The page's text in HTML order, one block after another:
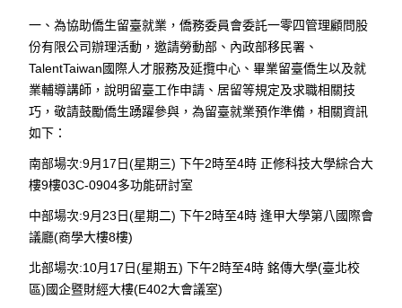
一、為協助僑生留臺就業，僑務委員會委託一零四管理顧問股
份有限公司辦理活動，邀請勞動部、內政部移民署、
TalentTaiwan國際人才服務及延攬中心、畢業留臺僑生以及就
業輔導講師，說明留臺工作申請、居留等規定及求職相關技
巧，敬請鼓勵僑生踴躍參與，為留臺就業預作準備，相關資訊
如下：
南部場次:9月17日(星期三) 下午2時至4時 正修科技大學綜合大
樓9樓03C-0904多功能研討室
中部場次:9月23日(星期二) 下午2時至4時 逢甲大學第八國際會
議廳(商學大樓8樓)
北部場次:10月17日(星期五) 下午2時至4時 銘傳大學(臺北校
區)國企暨財經大樓(E402大會議室)